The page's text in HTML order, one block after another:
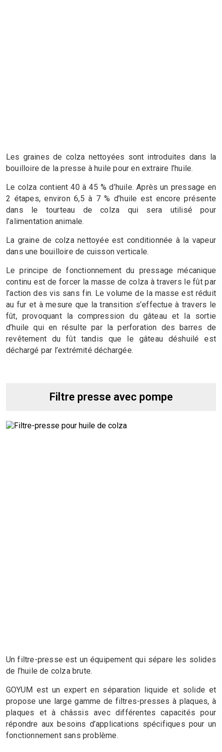
Les graines de colza nettoyées sont introduites dans la
bouilloire de la presse à huile pour en extraire l’huile.
Le colza contient 40 à 45 % d’huile. Après un pressage en
2 étapes, environ 6,5 à 7 % d’huile est encore présente
dans le tourteau de colza qui sera utilisé pour
l’alimentation animale.
La graine de colza nettoyée est conditionnée à la vapeur
dans une bouilloire de cuisson verticale.
Le principe de fonctionnement du pressage mécanique
continu est de forcer la masse de colza à travers le fût par
l’action des vis sans fin. Le volume de la masse est réduit
au fur et à mesure que la transition s’effectue à travers le
fût, provoquant la compression du gâteau et la sortie
d’huile qui en résulte par la perforation des barres de
revêtement du fût tandis que le gâteau déshuilé est
déchargé par l’extrémité déchargée.
Filtre presse avec pompe
Un filtre-presse est un équipement qui sépare les solides
de l’huile de colza brute.
GOYUM est un expert en séparation liquide et solide et
propose une large gamme de filtres-presses à plaques, à
plaques et à châssis avec différentes capacités pour
répondre aux besoins d’applications spécifiques pour un
fonctionnement sans problème.